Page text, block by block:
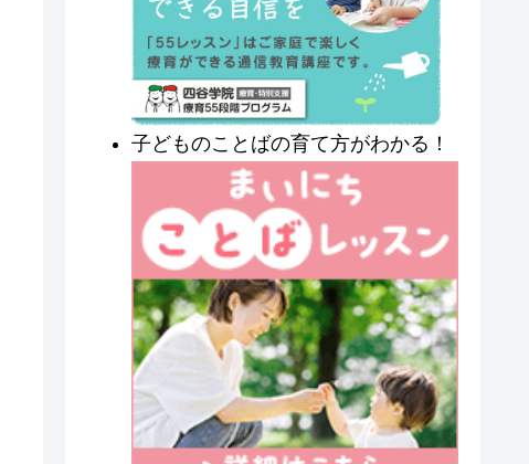
子どものことばの育て方がわかる！